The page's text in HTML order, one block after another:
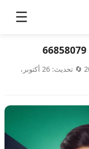
☰
🔄 تحديث:
26 أكتوبر،